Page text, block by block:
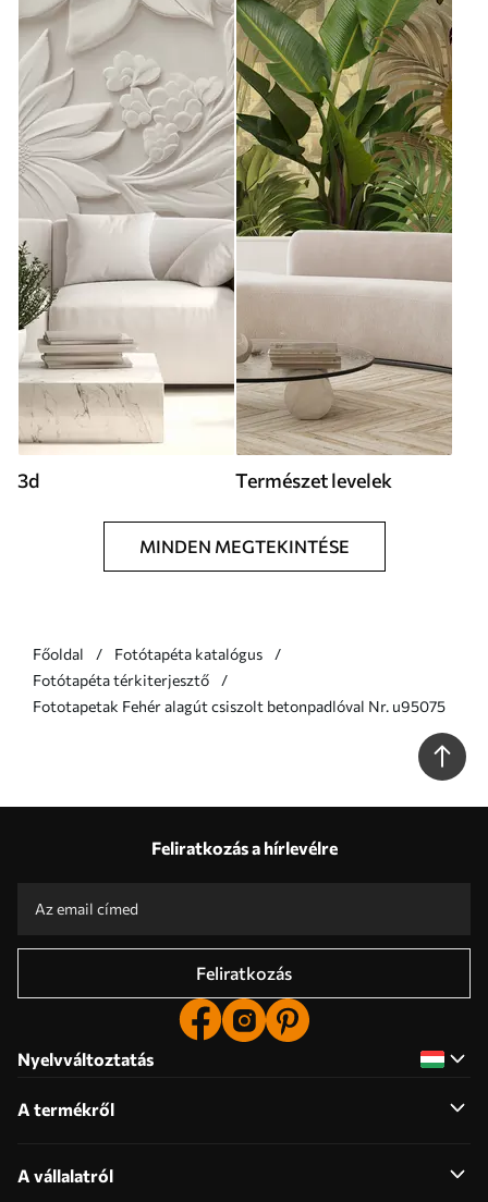
3d Természet levelek
MINDEN MEGTEKINTÉSE
Főoldal
Fotótapéta katalógus
Fotótapéta térkiterjesztő
Fototapetak Fehér alagút csiszolt betonpadlóval Nr. u95075
Feliratkozás a hírlevélre
Feliratkozás
Nyelvváltoztatás
A termékről
A vállalatról